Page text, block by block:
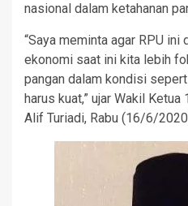
nasional dalam ketahanan
“Saya meminta agar RPU
ekonomi saat ini kita lebih
pangan dalam kondisi
harus kuat,” ujar Wakil
Alif Turiadi, Rabu (16/6/